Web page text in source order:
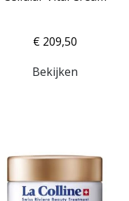
€ 209,50
Bekijken